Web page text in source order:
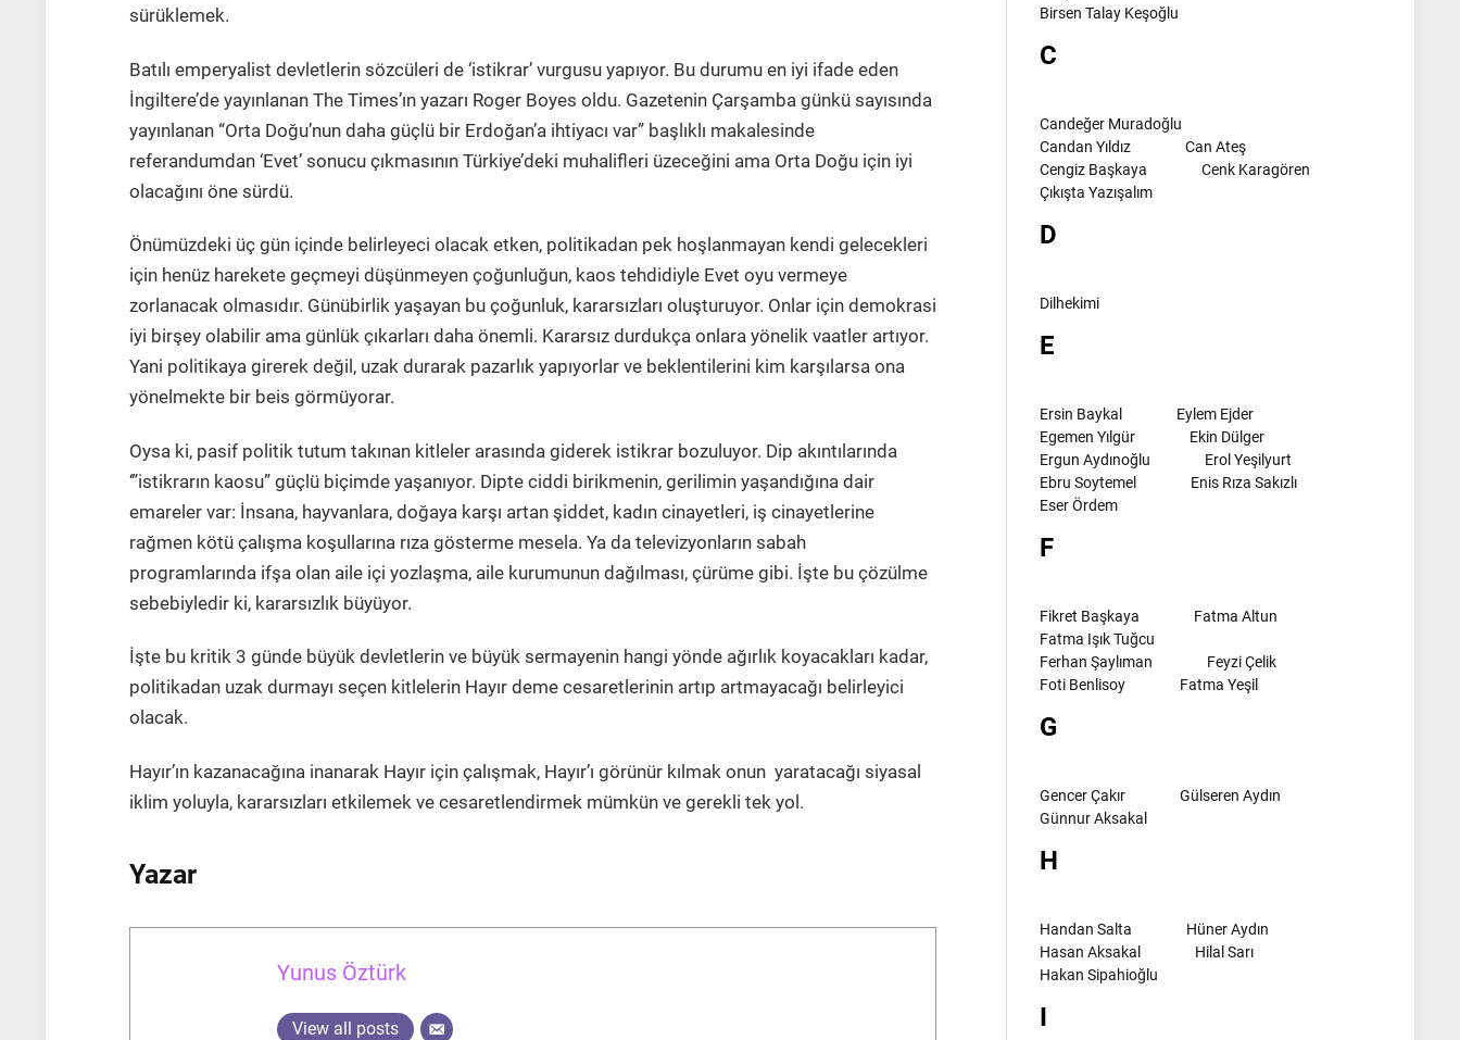
sürüklemek.
Batılı emperyalist devletlerin sözcüleri de ‘istikrar’ vurgusu yapıyor. Bu durumu en iyi ifade eden
İngiltere’de yayınlanan The Times’ın yazarı Roger Boyes oldu. Gazetenin Çarşamba günkü sayısında
yayınlanan “Orta Doğu’nun daha güçlü bir Erdoğan’a ihtiyacı var” başlıklı makalesinde
referandumdan ‘Evet’ sonucu çıkmasının Türkiye’deki muhalifleri üzeceğini ama Orta Doğu için iyi
olacağını öne sürdü.
Önümüzdeki üç gün içinde belirleyeci olacak etken, politikadan pek hoşlanmayan kendi gelecekleri
için henüz harekete geçmeyi düşünmeyen çoğunluğun, kaos tehdidiyle Evet oyu vermeye
zorlanacak olmasıdır. Günübirlik yaşayan bu çoğunluk, kararsızları oluşturuyor. Onlar için demokrasi
iyi birşey olabilir ama günlük çıkarları daha önemli. Kararsız durdukça onlara yönelik vaatler artıyor.
Yani politikaya girerek değil, uzak durarak pazarlık yapıyorlar ve beklentilerini kim karşılarsa ona
yönelmekte bir beis görmüyorar.
Oysa ki, pasif politik tutum takınan kitleler arasında giderek istikrar bozuluyor. Dip akıntılarında
‘”istikrarın kaosu” güçlü biçimde yaşanıyor. Dipte ciddi birikmenin, gerilimin yaşandığına dair
emareler var: İnsana, hayvanlara, doğaya karşı artan şiddet, kadın cinayetleri, iş cinayetlerine
rağmen kötü çalışma koşullarına rıza gösterme mesela. Ya da televizyonların sabah
programlarında ifşa olan aile içi yozlaşma, aile kurumunun dağılması, çürüme gibi. İşte bu çözülme
sebebiyledir ki, kararsızlık büyüyor.
İşte bu kritik 3 günde büyük devletlerin ve büyük sermayenin hangi yönde ağırlık koyacakları kadar,
politikadan uzak durmayı seçen kitlelerin Hayır deme cesaretlerinin artıp artmayacağı belirleyici
olacak.
Hayır’ın kazanacağına inanarak Hayır için çalışmak, Hayır’ı görünür kılmak onun yaratacağı siyasal
iklim yoluyla, kararsızları etkilemek ve cesaretlendirmek mümkün ve gerekli tek yol.
Yazar
Yunus Öztürk
View all posts
Birsen Talay Keşoğlu
C
Candeğer Muradoğlu
Candan Yıldız
Can Ateş
Cengiz Başkaya
Cenk Karagören
Çıkışta Yazışalım
D
Dilhekimi
E
Ersin Baykal
Eylem Ejder
Egemen Yılgür
Ekin Dülger
Ergun Aydınoğlu
Erol Yeşilyurt
Ebru Soytemel
Enis Rıza Sakızlı
Eser Ördem
F
Fikret Başkaya
Fatma Altun
Fatma Işık Tuğcu
Ferhan Şaylıman
Feyzi Çelik
Foti Benlisoy
Fatma Yeşil
G
Gencer Çakır
Gülseren Aydın
Günnur Aksakal
H
Handan Salta
Hüner Aydın
Hasan Aksakal
Hilal Sarı
Hakan Sipahioğlu
I